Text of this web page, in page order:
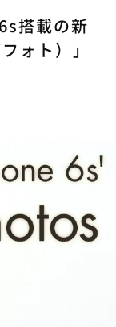
搭載の新
ォト）」